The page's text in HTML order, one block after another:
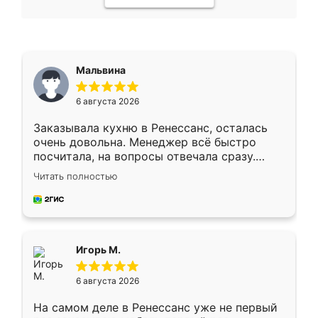
Мальвина
6 августа 2026
Заказывала кухню в Ренессанс, осталась
очень довольна. Менеджер всё быстро
посчитала, на вопросы отвечала сразу.
Замерщик приехал в субботу, подошёл к
делу со всей ответственностью. Собрали
за день, ребята работали аккуратно, даже
Читать полностью
Игорь М.
6 августа 2026
На самом деле в Ренессанс уже не первый